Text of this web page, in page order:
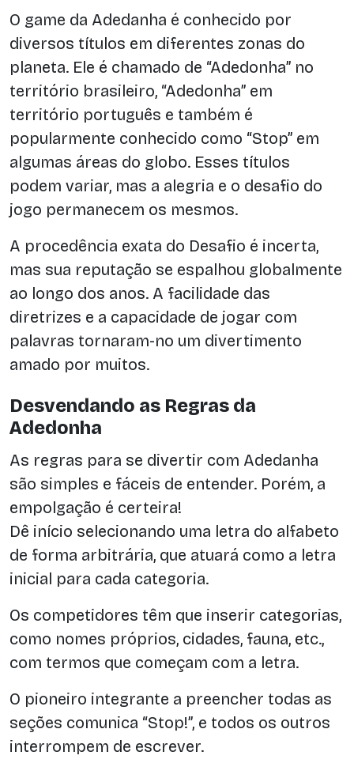
O game da Adedanha é conhecido por
diversos títulos em diferentes zonas do
planeta. Ele é chamado de “Adedonha” no
território brasileiro, “Adedonha” em
território português e também é
popularmente conhecido como “Stop” em
algumas áreas do globo. Esses títulos
podem variar, mas a alegria e o desafio do
jogo permanecem os mesmos.
A procedência exata do Desafio é incerta,
mas sua reputação se espalhou globalmente
ao longo dos anos. A facilidade das
diretrizes e a capacidade de jogar com
palavras tornaram-no um divertimento
amado por muitos.
Desvendando as Regras da
Adedonha
As regras para se divertir com Adedanha
são simples e fáceis de entender. Porém, a
empolgação é certeira!
Dê início selecionando uma letra do alfabeto
de forma arbitrária, que atuará como a letra
inicial para cada categoria.
Os competidores têm que inserir categorias,
como nomes próprios, cidades, fauna, etc.,
com termos que começam com a letra.
O pioneiro integrante a preencher todas as
seções comunica “Stop!”, e todos os outros
interrompem de escrever.